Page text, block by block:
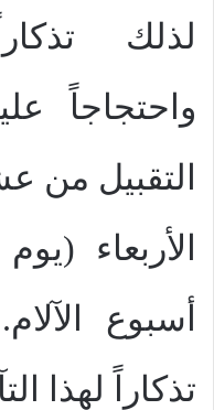
لذلك
واحتجاجاً
التقبيل من
الأربعاء
أسبوع
تذكاراً لهذا